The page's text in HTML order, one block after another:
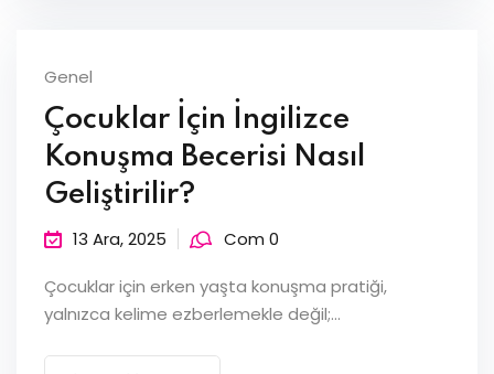
Genel
Çocuklar İçin İngilizce
Konuşma Becerisi Nasıl
Geliştirilir?
13 Ara, 2025 Com 0
Çocuklar için erken yaşta konuşma pratiği,
yalnızca kelime ezberlemekle değil;...